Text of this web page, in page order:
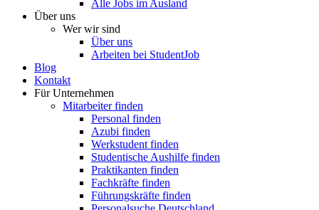
Alle Jobs im Ausland
Über uns
Wer wir sind
Über uns
Arbeiten bei StudentJob
Blog
Kontakt
Für Unternehmen
Mitarbeiter finden
Personal finden
Azubi finden
Werkstudent finden
Studentische Aushilfe finden
Praktikanten finden
Fachkräfte finden
Führungskräfte finden